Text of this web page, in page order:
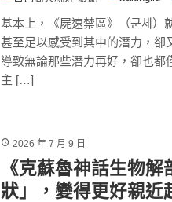
基本上，《屍速禁區》（군체）
甚至足以感受到其中的潛力，卻
導致無論那些潛力再好，卻也都
主 […]
2026 年 7 月 9 日
《克蘇魯神話生物
狀」，變得更好親近